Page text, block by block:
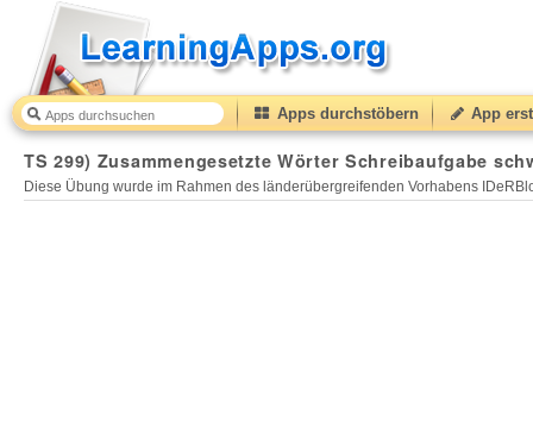
Apps durchstöbern App
TS 299) Zusammengesetzte Wörter Schreibaufgabe
Diese Übung wurde im Rahmen des länderübergreifenden Vorhabens